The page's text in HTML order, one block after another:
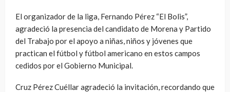
El organizador de la liga, Fernando Pérez “El Bolis”,
agradeció la presencia del candidato de Morena y Partido
del Trabajo por el apoyo a niñas, niños y jóvenes que
practican el fútbol y fútbol americano en estos campos
cedidos por el Gobierno Municipal.
Cruz Pérez Cuéllar agradeció la invitación, recordando que